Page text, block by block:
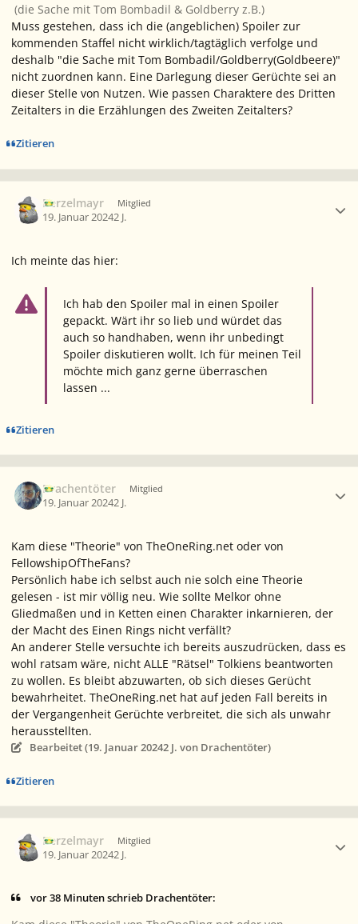
(die Sache mit Tom Bombadil & Goldberry z.B.)
Muss gestehen, dass ich die (angeblichen) Spoiler zur
kommenden Staffel nicht wirklich/tagtäglich verfolge und
deshalb "die Sache mit Tom Bombadil/Goldberry(Goldbeere)"
nicht zuordnen kann. Eine Darlegung dieser Gerüchte sei an
dieser Stelle von Nutzen. Wie passen Charaktere des Dritten
Zeitalters in die Erzählungen des Zweiten Zeitalters?
Zitieren
Berzelmayr Mitglied
19. Januar 20242 J.
Ich meinte das hier:
Ich hab den Spoiler mal in einen Spoiler
gepackt. Wärt ihr so lieb und würdet das
auch so handhaben, wenn ihr unbedingt
Spoiler diskutieren wollt. Ich für meinen Teil
möchte mich ganz gerne überraschen
lassen ...
Zitieren
Drachentöter Mitglied
19. Januar 20242 J.
Kam diese "Theorie" von TheOneRing.net oder von
FellowshipOfTheFans?
Persönlich habe ich selbst auch nie solch eine Theorie
gelesen - ist mir völlig neu. Wie sollte Melkor ohne
Gliedmaßen und in Ketten einen Charakter inkarnieren, der
der Macht des Einen Rings nicht verfällt?
An anderer Stelle versuchte ich bereits auszudrücken, dass es
wohl ratsam wäre, nicht ALLE "Rätsel" Tolkiens beantworten
zu wollen. Es bleibt abzuwarten, ob sich dieses Gerücht
bewahrheitet. TheOneRing.net hat auf jeden Fall bereits in
der Vergangenheit Gerüchte verbreitet, die sich als unwahr
herausstellten.
Bearbeitet (19. Januar 20242 J. von Drachentöter)
Zitieren
Berzelmayr Mitglied
19. Januar 20242 J.
vor 38 Minuten schrieb Drachentöter: